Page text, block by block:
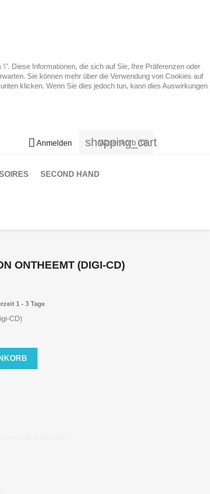
Diese Informationen, die sich auf Sie, Ihre Präferenzen oder
Sie können mehr über die Verwendung von Cookies auf
klicken. Wenn Sie dies jedoch tun, kann dies Auswirkungen
 Anmelden shopping_cart
Warenkorb (0)
SECOND HAND
ONTHEEMT (DIGI-CD)
1 - 3 Tage
CD)